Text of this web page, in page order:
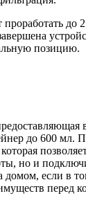
до
позицию.
до 600 мл.
но и
домом, если в
перед